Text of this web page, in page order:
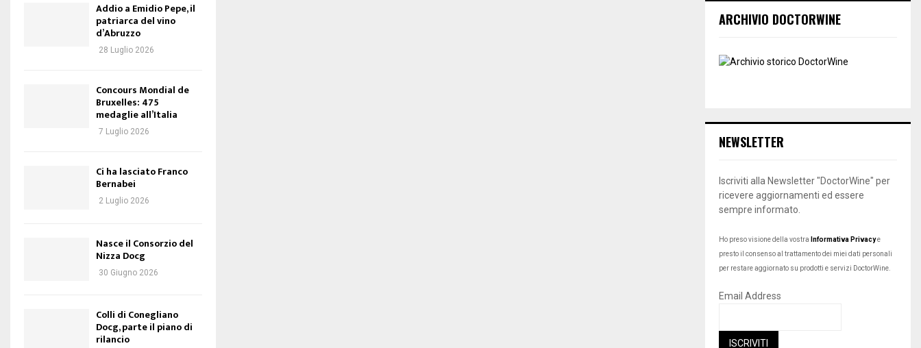
Addio a Emidio Pepe, il
patriarca del vino
d’Abruzzo
28 Luglio 2026
Concours Mondial de
Bruxelles: 475
medaglie all’Italia
7 Luglio 2026
Ci ha lasciato Franco
Bernabei
2 Luglio 2026
Nasce il Consorzio del
Nizza Docg
30 Giugno 2026
Colli di Conegliano
Docg, parte il piano di
rilancio
ARCHIVIO DOCTORWINE
NEWSLETTER
Iscriviti alla Newsletter "DoctorWine" per
ricevere aggiornamenti ed essere
sempre informato.
Ho preso visione della vostra Informativa Privacye
presto il consenso al trattamento dei miei dati personali
per restare aggiornato su prodotti e servizi DoctorWine.
Email Address